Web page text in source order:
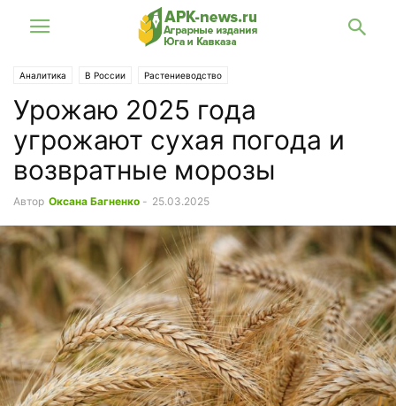
Аналитика В России Растениеводство
Урожаю 2025 года
угрожают сухая погода и
возвратные морозы
Автор Оксана Багненко - 25.03.2025